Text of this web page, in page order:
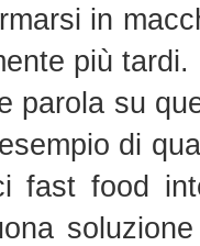
in
più
parola su
di
fast food